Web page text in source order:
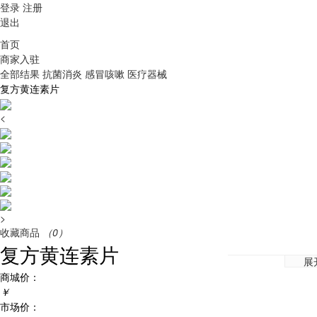
登录 注册
退出
首页
商家入驻
全部结果 抗菌消炎 感冒咳嗽 医疗器械
复方黄连素片
<
>
收藏商品
（0）
复方黄连素片
商城价：
￥
市场价：
展